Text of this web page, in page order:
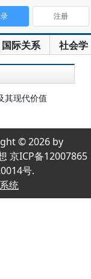
国际关系 社会学
注册
其现代价值
© 2026 by
京ICP备12007865
号.
统